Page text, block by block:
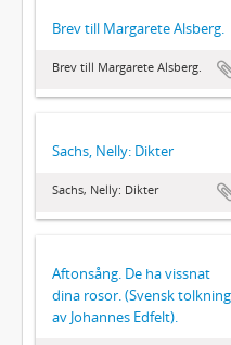
Brev till Margarete Alsberg.
Brev till Margarete Alsberg.
Sachs, Nelly: Dikter
Sachs, Nelly: Dikter
Aftonsång. De ha vissnat
dina rosor. (Svensk tolkning
av Johannes Edfelt).